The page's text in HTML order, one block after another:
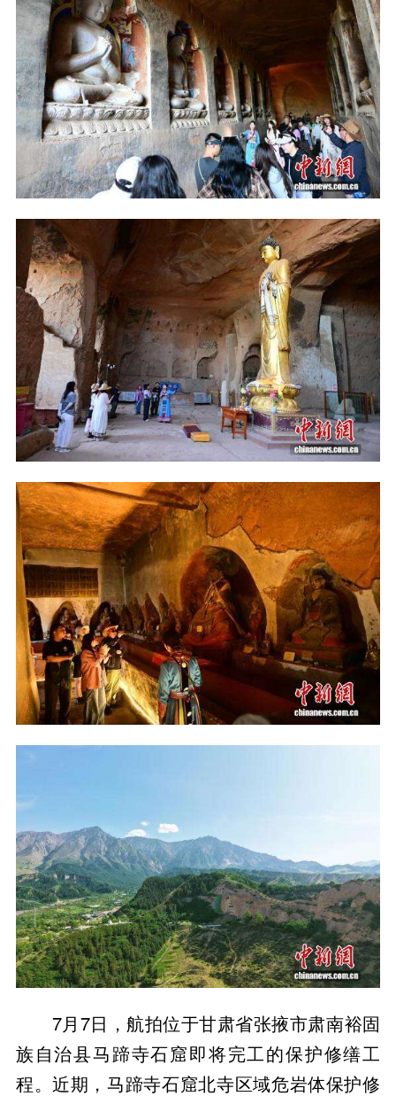
7月7日，航拍位于甘肃省张掖市肃南裕固
族自治县马蹄寺石窟即将完工的保护修缮工
程。近期，马蹄寺石窟北寺区域危岩体保护修